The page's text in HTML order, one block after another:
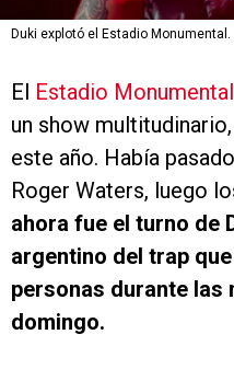
Duki explotó el Estadio Monumental.
El Estadio Monumental
un show
este año. Había
Roger Waters, luego
ahora fue el turno de
argentino del trap
personas durante las
domingo.